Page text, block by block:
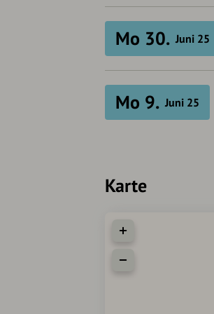
Mo 30. Juni 25
Mo 9. Juni 25
Karte